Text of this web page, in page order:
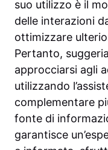
suo utilizzo è il
delle interazioni
ottimizzare
Pertanto,
approcciarsi agli
utilizzando
complementare
fonte di
garantisce